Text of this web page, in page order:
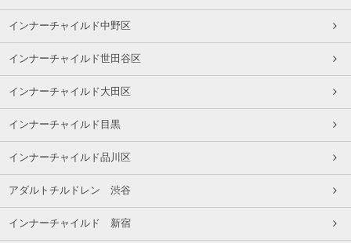
インナーチャイルド中野区
インナーチャイルド世田谷区
インナーチャイルド大田区
インナーチャイルド目黒
インナーチャイルド品川区
アダルトチルドレン 渋谷
インナーチャイルド 新宿